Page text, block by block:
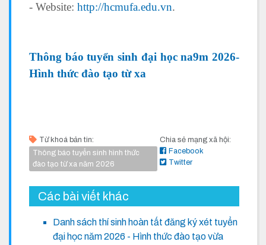
- Website: http://hcmufa.edu.vn.
Thông báo tuyển sinh đại học na9m 2026-
Hình thức đào tạo từ xa
Từ khoá bản tin:
Thông báo tuyển sinh hình thức
đào tạo từ xa năm 2026
Chia sẻ mạng xã hội:
Facebook
Twitter
Các bài viết khác
Danh sách thí sinh hoàn tất đăng ký xét tuyển
đại học năm 2026 - Hình thức đào tạo vừa